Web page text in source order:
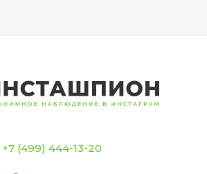
+7 (499) 444-13-20